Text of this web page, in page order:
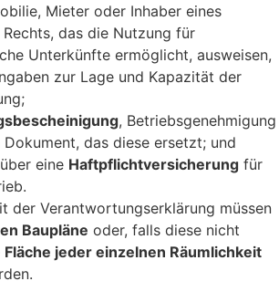
Mieter oder Inhaber eines
Rechts, das die Nutzung für
Unterkünfte ermöglicht, ausweisen,
zur Lage und Kapazität der
, Betriebsgenehmigung
das diese ersetzt; und
eine Haftpflichtversicherung für
der Verantwortungserklärung müssen
Baupläne oder, falls diese nicht
Fläche jeder einzelnen Räumlichkeit